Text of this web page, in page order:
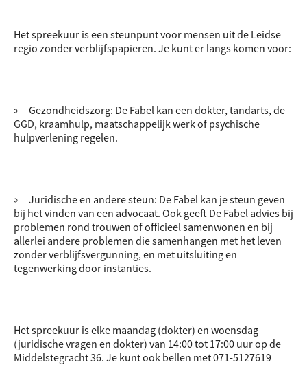
Het spreekuur is een steunpunt voor mensen uit de Leidse
regio zonder verblijfspapieren. Je kunt er langs komen voor:
Gezondheidszorg: De Fabel kan een dokter, tandarts, de
GGD, kraamhulp, maatschappelijk werk of psychische
hulpverlening regelen.
Juridische en andere steun: De Fabel kan je steun geven
bij het vinden van een advocaat. Ook geeft De Fabel advies bij
problemen rond trouwen of officieel samenwonen en bij
allerlei andere problemen die samenhangen met het leven
zonder verblijfsvergunning, en met uitsluiting en
tegenwerking door instanties.
Het spreekuur is elke maandag (dokter) en woensdag
(juridische vragen en dokter) van 14:00 tot 17:00 uur op de
Middelstegracht 36. Je kunt ook bellen met 071-5127619